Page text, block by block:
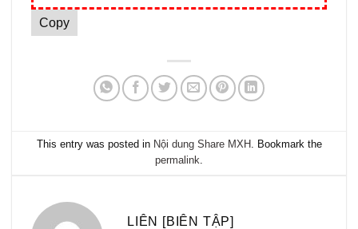
Copy
This entry was posted in Nội dung Share MXH . Bookmark the
permalink.
LIÊN [BIÊN TẬP]